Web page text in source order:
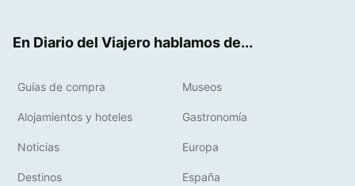
En Diario del Viajero hablamos de...
Guías de compra Museos
Alojamientos y hoteles Gastronomía
Noticias Europa
Destinos España